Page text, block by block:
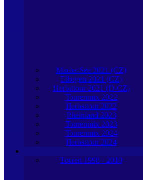
Macha-See 2021 (CZ)
Elbogen 2021 (CZ)
Herbsttour 2021 (D-CZ)
Tourenmix 2022
Herbsttour 2022
Rheinland 2023
Tourenmix 2023
Tourenmix 2024
Herbsttour 2024
Touren 1998 - 2010